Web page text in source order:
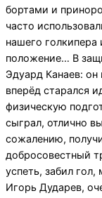
бортами и
часто
нашего голкипера
положение… В
Эдуард Канаев: он
вперёд старался
физическую
сыграл, отлично
сожалению,
добросовестный
успеть, забил
Игорь Дударев,